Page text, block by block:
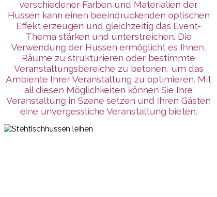
verschiedener Farben und Materialien der
Hussen kann einen beeindruckenden optischen
Effekt erzeugen und gleichzeitig das Event-
Thema stärken und unterstreichen. Die
Verwendung der Hussen ermöglicht es Ihnen,
Räume zu strukturieren oder bestimmte
Veranstaltungsbereiche zu betonen, um das
Ambiente Ihrer Veranstaltung zu optimieren. Mit
all diesen Möglichkeiten können Sie Ihre
Veranstaltung in Szene setzen und Ihren Gästen
eine unvergessliche Veranstaltung bieten.